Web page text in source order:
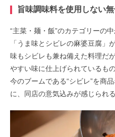
旨味調味料を使用しない
“主菜・麺・飯”のカテゴリーの
「うま味とシビレの麻婆豆腐」
味もシビレも兼ね備えた料理だ
やすい味に仕上げられているも
今のブームである“シビレ”を商
に、同店の意気込みが感じられる